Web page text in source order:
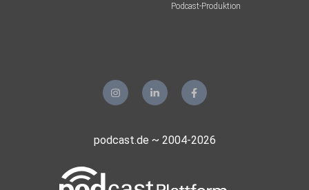
Podcast-Produktion
podcast.de ~ 2004-2026